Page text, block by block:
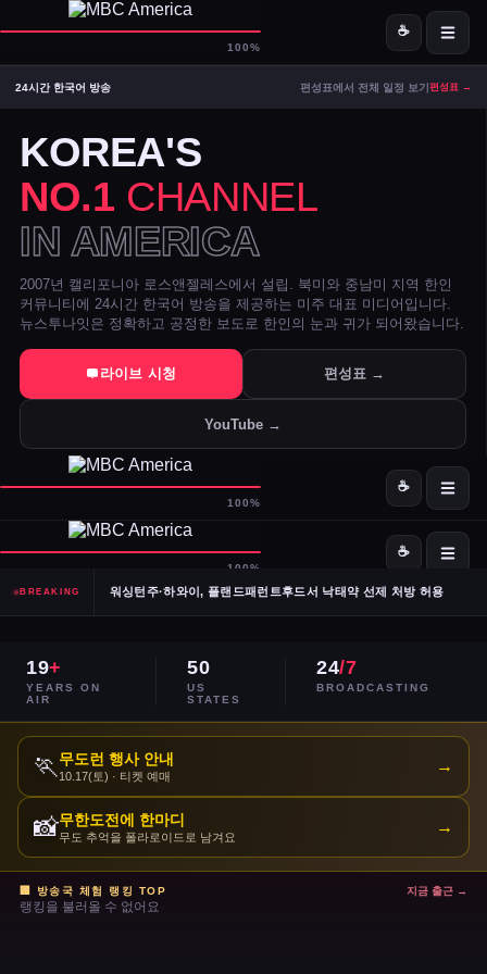
100%
☕
KOREA'S
NO.1 CHANNEL
IN AMERICA
2007년 캘리포니아 로스앤젤레스에서 설립. 북미와 중남미 지역 한인
커뮤니티에 24시간 한국어 방송을 제공하는 미주 대표 미디어입니다.
뉴스투나잇은 정확하고 공정한 보도로 한인의 눈과 귀가 되어왔습니다.
라이브 시청 편성표 →
YouTube →
MBC America
ON AIR — LIVE 11:16
24시간 한국어 방송 편성표에서 전체 일정 보기 편성표 →
BREAKING
트럼프 DOJ 반무기화 기금 — 1·6 폭동 피고인들 감옥에서 배상금으
美 시카고·신시내티 등 10개 도시 시장, 유럽과 민주주의 수호 협약
전직 검사 연방 기소 — 잭 스미스 보고서 개인 이메일로 유출 혐의
SpaceX·OpenAI, IPO 계획 공식 확인… 시장 기대감 고조
Meta, 전체 인력 10% 감원 후 수천 명을 AI 사업부로 재배치
워싱턴주·하와이, 플랜드패런트후드서 낙태약 선제 처방 허용
이란, 호르무즈 해협 '통제 해양 구역' 선언… 긴장 고조
민주당 전국위, 2024년 선거 검토 보고서 '불완전·검증 불가' 판정
주거비 계속 상승 — 임차인·주택 구매자 모두 부담 가중
이스라엘, 레바논 휴전 연장 합의 후에도 공격 지속
19+
YEARS ON
AIR
50
US
STATES
24/7
BROADCASTING
🏃 무도런 행사 안내
10.17(토) · 티켓 예매
→
📸무한도전에 한마디
무도 추억을 폴라로이드로 남겨요
→
🏢 방송국 체험 랭킹 TOP 지금 출근 →
랭킹을 불러올 수 없어요